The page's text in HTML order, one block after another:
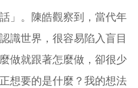
」。陳皓觀察到，當代年
識世界，很容易陷入盲目
做就跟著怎麼做，卻很少
想要的是什麼？我的想法